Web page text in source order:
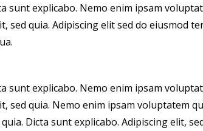
sunt explicabo. Nemo enim ipsam
sed quia. Adipiscing elit sed do eiusmod
sunt explicabo. Nemo enim ipsam
sed quia. Nemo enim ipsam voluptatem
quia. Dicta sunt explicabo. Adipiscing elit,